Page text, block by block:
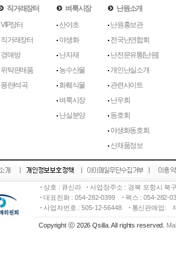
직거래장터
VIP장터
직거래장터
경매방
위탁판매품
풍란l석곡
벼룩시장
산야초
야생화
난자재
농수산물
화훼식물
벼룩시장
난실분양
난원소개
난원홍보관
전국난연합회
난전문유통[난원]
개인난실소개
관련사이트
난우회
동호회
야생화동호회
산채품정보
상호 : 큐신라
사업장주소 : 경북 포항시
대표전화 : 054-282-0399
팩스 : 054-282-
사업자번호 : 505-12-56448
통신판매업:
Copyright ⓒ 2026 Qsilla. All rights reserved.